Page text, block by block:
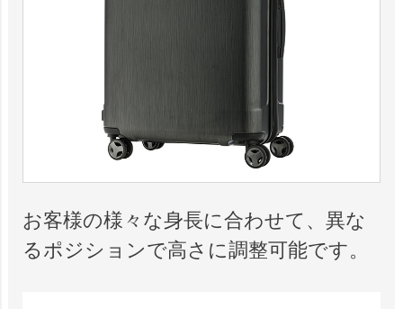
お客様の様々な身長に合わせて、異な
るポジションで高さに調整可能です。